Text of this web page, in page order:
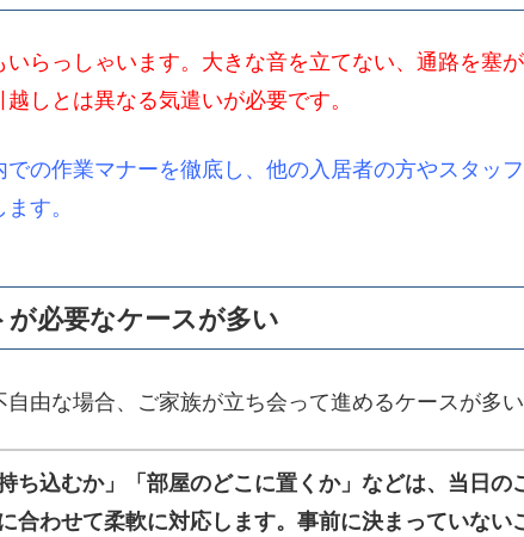
らっしゃいます。大きな音を立てない、通路を塞
しとは異なる気遣いが必要です。
の作業マナーを徹底し、他の入居者の方やスタッ
す。
必要なケースが多い
由な場合、ご家族が立ち会って進めるケースが多い
ち込むか」「部屋のどこに置くか」などは、当日の
合わせて柔軟に対応します。事前に決まっていない